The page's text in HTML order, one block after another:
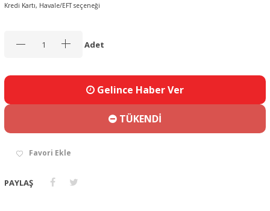
Kredi Kartı, Havale/EFT seçeneği
Adet
Gelince Haber Ver
TÜKENDİ
Favori Ekle
PAYLAŞ